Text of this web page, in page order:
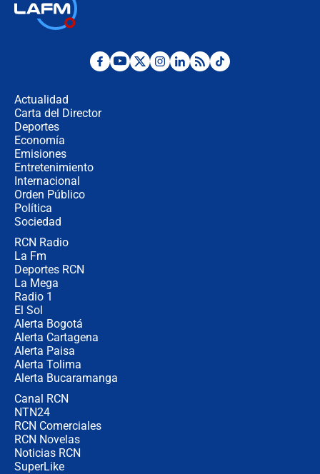
¿Por qué De la Espriella gobernará
Actualidad
Carta del Director
Deportes
Economía
Emisiones
Entretenimiento
Internacional
Orden Público
Política
Sociedad
RCN Radio
La Fm
Deportes RCN
La Mega
Radio 1
El Sol
Alerta Bogotá
Alerta Cartagena
Alerta Paisa
Alerta Tolima
Alerta Bucaramanga
Canal RCN
NTN24
RCN Comerciales
RCN Novelas
Noticias RCN
SuperLike